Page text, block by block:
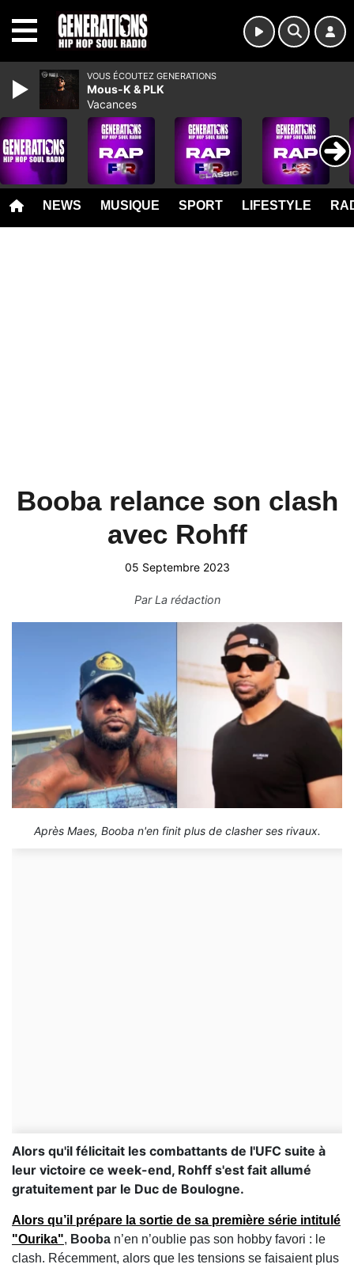
NEWS MUSIQUE SPORT LIFESTYLE
Booba relance son clash
avec Rohff
05 Septembre 2023
ParLa rédaction
Après Maes, Booba n'en finit plus de clasher ses rivaux.
Alors qu'il félicitait les combattants de l'UFC suite à
leur victoire ce week-end, Rohff s'est fait allumé
gratuitement par le Duc de Boulogne.
Alors qu’il prépare la sortie de sa première série intitulé
"Ourika", Booba n’en n’oublie pas son hobby favori : le
clash. Récemment, alors que les tensions se faisaient plus
VOUS ÉCOUTEZ GENERATIONS
Mous-K & PLK
Vacances